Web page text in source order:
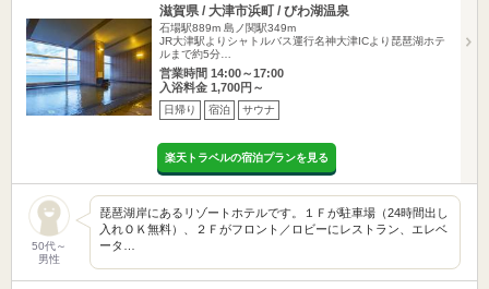
滋賀県 / 大津市浜町 / びわ湖温泉
石場駅889m 島ノ関駅349m
JR大津駅よりシャトルバス運行名神大津ICより琵琶湖ホテ
ルまで約5分…
営業時間 14:00～17:00
入浴料金 1,700円～
日帰り 宿泊 サウナ
楽天トラベルの宿泊プランを見る
50代～
男性
琵琶湖岸にあるリゾートホテルです。１Ｆが駐車場（24時間出し
入れＯＫ無料）、２Ｆがフロント／ロビーにレストラン、エレベ
ータ…